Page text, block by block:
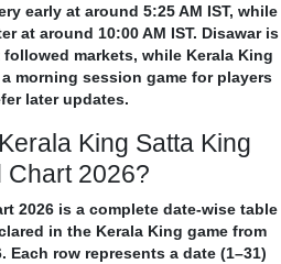
early at around 5:25 AM IST, while
at around 10:00 AM IST. Disawar is
markets, while Kerala King
morning session game for players
later updates.
King Satta King
Chart 2026?
2026 is a complete date-wise table
in the Kerala King game from
Each row represents a date (1–31)